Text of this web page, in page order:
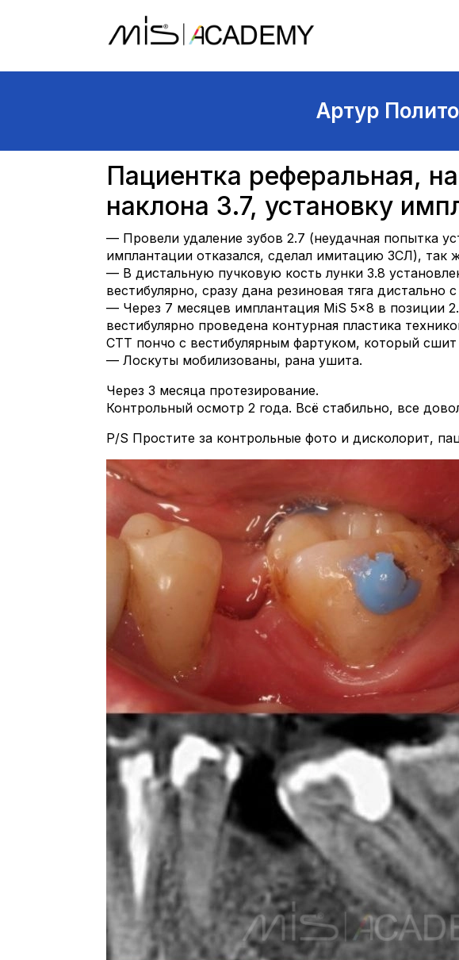
Артур
Пациентка реферальная,
наклона 3.7, установку
— Провели удаление зубов 2.7 (неудачная попытка
имплантации отказался, сделал имитацию ЗСЛ), так
— В дистальную пучковую кость лунки 3.8
вестибулярно, сразу дана резиновая тяга дистально
— Через 7 месяцев имплантация MiS 5×8 в позиции
вестибулярно проведена контурная пластика
СТТ пончо с вестибулярным фартуком, который сшит
— Лоскуты мобилизованы, рана ушита.
Через 3 месяца протезирование.
Контрольный осмотр 2 года. Всё стабильно, все
P/S Простите за контрольные фото и дисколорит,